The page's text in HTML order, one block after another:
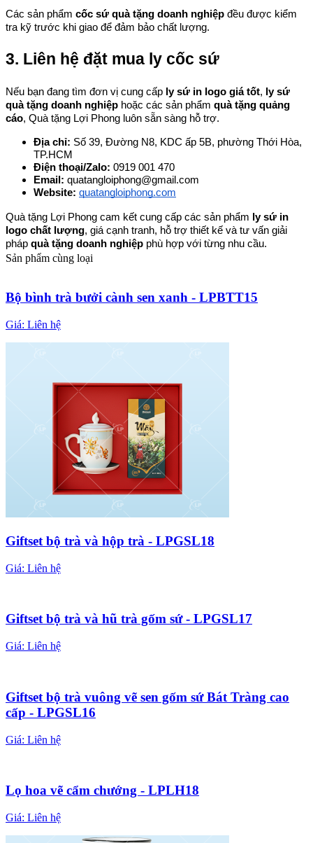
Các sản phẩm cốc sứ quà tặng doanh nghiệp đều được kiểm
tra kỹ trước khi giao để đảm bảo chất lượng.
3. Liên hệ đặt mua ly cốc sứ
Nếu bạn đang tìm đơn vị cung cấp ly sứ in logo giá tốt, ly sứ
quà tặng doanh nghiệp hoặc các sản phẩm quà tặng quảng
cáo, Quà tặng Lợi Phong luôn sẵn sàng hỗ trợ.
Địa chỉ: Số 39, Đường N8, KDC ấp 5B, phường Thới Hòa,
TP.HCM
Điện thoại/Zalo: 0919 001 470
Email: quatangloiphong@gmail.com
Website: quatangloiphong.com
Quà tặng Lợi Phong cam kết cung cấp các sản phẩm ly sứ in
logo chất lượng, giá cạnh tranh, hỗ trợ thiết kế và tư vấn giải
pháp quà tặng doanh nghiệp phù hợp với từng nhu cầu.
Sản phẩm cùng loại
Bộ bình trà bưởi cành sen xanh - LPBTT15
Giá: Liên hệ
Giftset bộ trà và hộp trà - LPGSL18
Giá: Liên hệ
Giftset bộ trà và hũ trà gốm sứ - LPGSL17
Giá: Liên hệ
Giftset bộ trà vuông vẽ sen gốm sứ Bát Tràng cao
cấp - LPGSL16
Giá: Liên hệ
Lọ hoa vẽ cẩm chướng - LPLH18
Giá: Liên hệ